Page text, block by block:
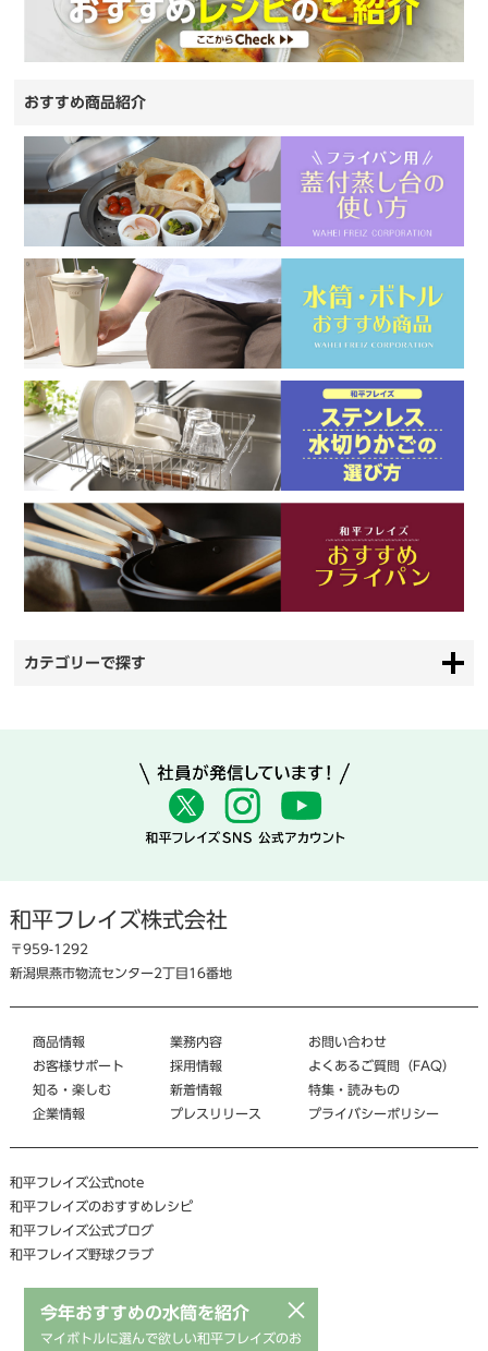
おすすめ商品紹介
カテゴリーで探す
和平フレイズ株式会社
〒959-1292
新潟県燕市物流センター2丁目16番地
商品情報
お客様サポート
知る・楽しむ
企業情報
業務内容
採用情報
新着情報
プレスリリース
お問い合わせ
よくあるご質問（FAQ）
特集・読みもの
プライバシーポリシー
和平フレイズ公式note
和平フレイズのおすすめレシピ
和平フレイズ公式ブログ
和平フレイズ野球クラブ
×
今年おすすめの水筒を紹介
マイボトルに選んで欲しい和平フレイズのお